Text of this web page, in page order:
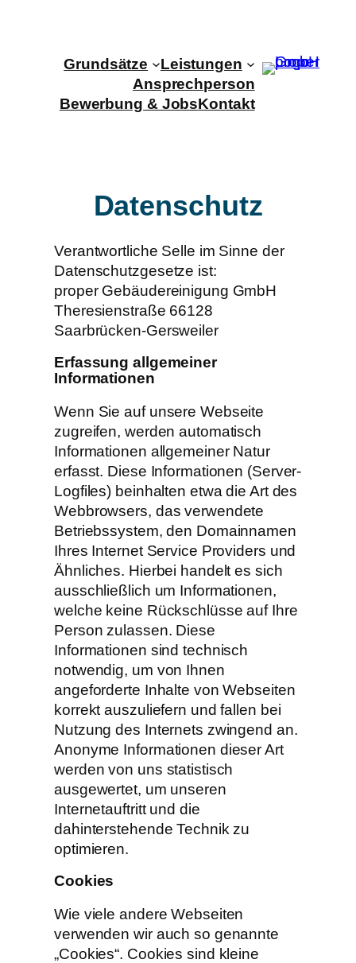
Grundsätze
Leistungen
Ansprechperson
Bewerbung & JobsKontakt
Datenschutz
Verantwortliche Selle im Sinne der
Datenschutzgesetze ist:
proper Gebäudereinigung GmbH
Theresienstraße 66128
Saarbrücken-Gersweiler
Erfassung allgemeiner
Informationen
Wenn Sie auf unsere Webseite
zugreifen, werden automatisch
Informationen allgemeiner Natur
erfasst. Diese Informationen (Server-
Logfiles) beinhalten etwa die Art des
Webbrowsers, das verwendete
Betriebssystem, den Domainnamen
Ihres Internet Service Providers und
Ähnliches. Hierbei handelt es sich
ausschließlich um Informationen,
welche keine Rückschlüsse auf Ihre
Person zulassen. Diese
Informationen sind technisch
notwendig, um von Ihnen
angeforderte Inhalte von Webseiten
korrekt auszuliefern und fallen bei
Nutzung des Internets zwingend an.
Anonyme Informationen dieser Art
werden von uns statistisch
ausgewertet, um unseren
Internetauftritt und die
dahinterstehende Technik zu
optimieren.
Cookies
Wie viele andere Webseiten
verwenden wir auch so genannte
„Cookies“. Cookies sind kleine